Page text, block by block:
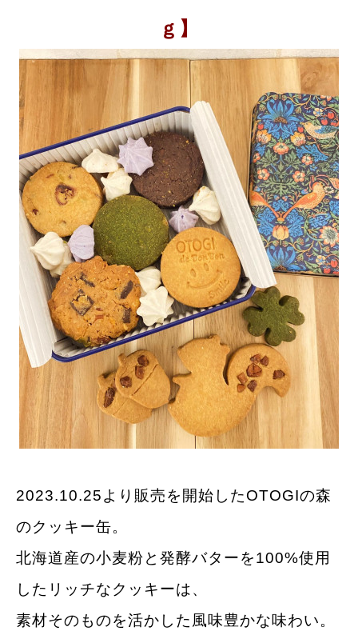
ｇ】
2023.10.25より販売を開始したOTOGIの森
のクッキー缶。
北海道産の小麦粉と発酵バターを100%使用
したリッチなクッキーは、
素材そのものを活かした風味豊かな味わい。